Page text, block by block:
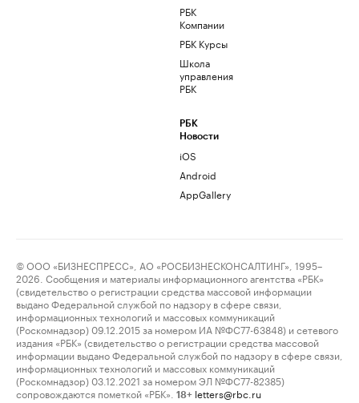
РБК
Компании
РБК Курсы
Школа
управления
РБК
РБК
Новости
iOS
Android
AppGallery
© ООО «БИЗНЕСПРЕСС», АО «РОСБИЗНЕСКОНСАЛТИНГ», 1995–
2026. Сообщения и материалы информационного агентства «РБК»
(свидетельство о регистрации средства массовой информации
выдано Федеральной службой по надзору в сфере связи,
информационных технологий и массовых коммуникаций
(Роскомнадзор) 09.12.2015 за номером ИА №ФС77-63848) и сетевого
издания «РБК» (свидетельство о регистрации средства массовой
информации выдано Федеральной службой по надзору в сфере связи,
информационных технологий и массовых коммуникаций
(Роскомнадзор) 03.12.2021 за номером ЭЛ №ФС77-82385)
сопровождаются пометкой «РБК».
18+ letters@rbc.ru